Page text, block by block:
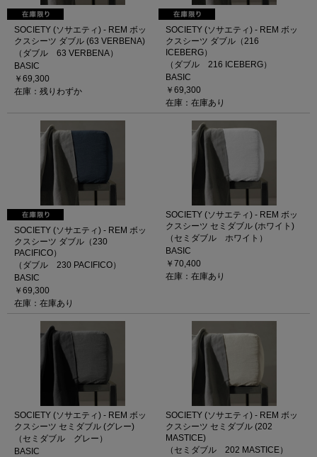
SOCIETY (ソサエティ) - REM ボッ
クスシーツ ダブル (63 VERBENA)
（ダブル 63 VERBENA）
BASIC
￥69,300
在庫：残りわずか
SOCIETY (ソサエティ) - REM ボッ
クスシーツ ダブル（216
ICEBERG）
（ダブル 216 ICEBERG）
BASIC
￥69,300
在庫：在庫あり
SOCIETY (ソサエティ) - REM ボッ
クスシーツ ダブル（230
PACIFICO）
（ダブル 230 PACIFICO）
BASIC
￥69,300
在庫：在庫あり
SOCIETY (ソサエティ) - REM ボッ
クスシーツ セミダブル (ホワイト)
（セミダブル ホワイト）
BASIC
￥70,400
在庫：在庫あり
SOCIETY (ソサエティ) - REM ボッ
クスシーツ セミダブル (グレー)
（セミダブル グレー）
BASIC
SOCIETY (ソサエティ) - REM ボッ
クスシーツ セミダブル (202
MASTICE)
（セミダブル 202 MASTICE）